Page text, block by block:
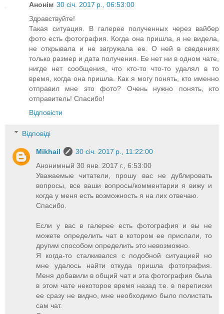
Анонім 30 січ. 2017 р., 06:53:00
Здравствуйте!
Такая ситуация. В галерее полученных через вайбер
фото есть фотография. Когда она пришла, я не видела,
не открывала и не загружала ее. О ней в сведениях
только размер и дата получения. Ее нет ни в одном чате,
нигде нет сообщения, что кто-то что-то удалял в то
время, когда она пришла. Как я могу понять, кто именно
отправил мне это фото? Очень нужно понять, кто
отправитель! Спасибо!
Відповісти
Відповіді
Mikhail
30 січ. 2017 р., 11:22:00
Анонимный 30 янв. 2017 г., 6:53:00
Уважаемые читатели, прошу вас не дублировать
вопросы, все ваши вопросы/комментарии я вижу и
когда у меня есть возможность я на лих отвечаю.
Спасибо.
Если у вас в галерее есть фотография и вы не
можете определить чат в котором ее прислали, то
другим способом определить это невозможно.
Я когда-то сталкивался с подобной ситуацией но
мне удалось найти откуда пришла фотография.
Меня добавили в общий чат и эта фотография была
в этом чате некоторое время назад т.е. в переписки
ее сразу не видно, мне необходимо было полистать
сам чат.